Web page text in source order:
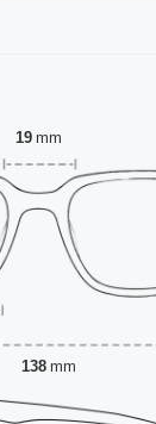
19 mm
138 mm